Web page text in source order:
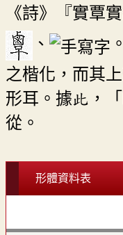
《詩》『實覃
、
之楷化，而其
形耳。據此，
從。
形體資料表